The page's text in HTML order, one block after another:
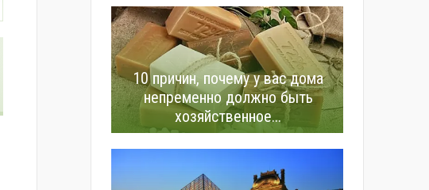
10 причин, почему у вас дома
непременно должно быть
хозяйственное...